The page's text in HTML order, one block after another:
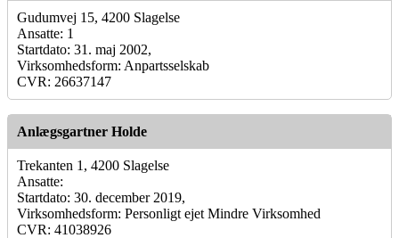
Gudumvej 15, 4200 Slagelse
Ansatte: 1
Startdato: 31. maj 2002,
Virksomhedsform: Anpartsselskab
CVR: 26637147
Anlægsgartner Holde
Trekanten 1, 4200 Slagelse
Ansatte:
Startdato: 30. december 2019,
Virksomhedsform: Personligt ejet Mindre Virksomhed
CVR: 41038926